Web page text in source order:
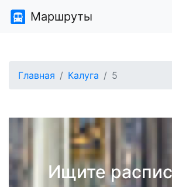
Маршруты
Главная Калуга 5
Ищите